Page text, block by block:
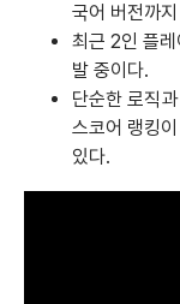
국어 버전까
최근 2인 플
발 중이다.
단순한 로직
스코어 랭킹
있다.